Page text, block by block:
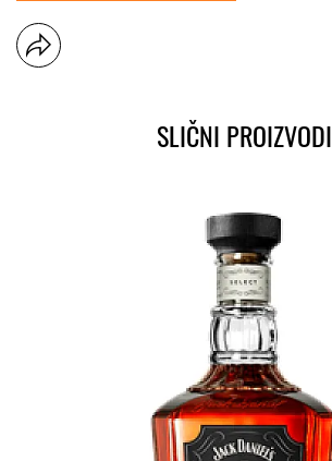
SLIČNI PROIZVODI